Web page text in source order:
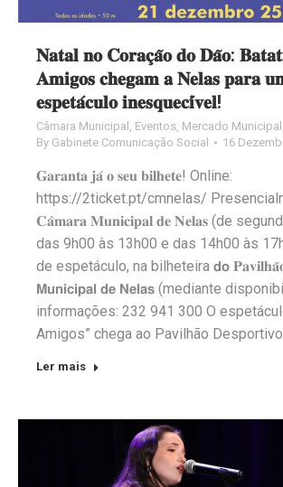
𝐍𝐚𝐭𝐚𝐥 𝐧𝐨 𝐂𝐨𝐫𝐚𝐜̧𝐚̃𝐨 𝐝𝐨 𝐃𝐚̃𝐨:
𝐀𝐦𝐢𝐠𝐨𝐬 𝐜𝐡𝐞𝐠𝐚𝐦 𝐚 𝐍𝐞𝐥𝐚𝐬 𝐩𝐚𝐫𝐚
𝐞𝐬𝐩𝐞𝐭𝐚́𝐜𝐮𝐥𝐨 𝐢𝐧𝐞𝐬𝐪𝐮𝐞𝐜𝐢́𝐯𝐞𝐥!
Câmara Municipal , Eventos, Mercado Municipal
By Gabinete Comunicação Social 16
𝐆𝐚𝐫𝐚𝐧𝐭𝐚 𝐣𝐚́ 𝐨 𝐬𝐞𝐮 𝐛𝐢𝐥𝐡𝐞𝐭𝐞! Online:
https://2ticket.pt/cmnelas/
𝐂𝐚̂𝐦𝐚𝐫𝐚 𝐌𝐮𝐧𝐢𝐜𝐢𝐩𝐚𝐥 𝐝𝐞 𝐍𝐞𝐥𝐚𝐬 (de
das 9h00 às 13h00 e das 14h00 às
de espetáculo, na bilheteira 𝗱𝗼
𝗠𝘂𝗻𝗶𝗰𝗶𝗽𝗮𝗹 𝗱𝗲 𝗡𝗲𝗹𝗮𝘀 (mediante
informações: 232 941 300 O
Amigos” chega ao Pavilhão
Ler mais